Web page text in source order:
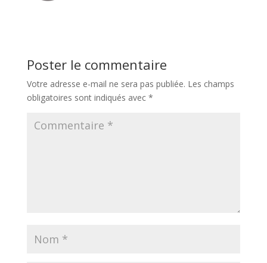
Poster le commentaire
Votre adresse e-mail ne sera pas publiée. Les champs
obligatoires sont indiqués avec *